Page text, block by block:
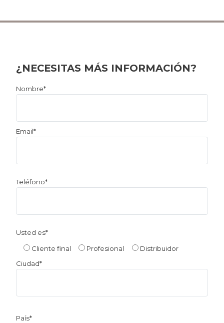
¿NECESITAS MÁS INFORMACIÓN?
Por
este
campo
Nombre*
Email*
Teléfono*
Usted es*
Cliente final
Profesional
Distribuidor
Ciudad*
País*